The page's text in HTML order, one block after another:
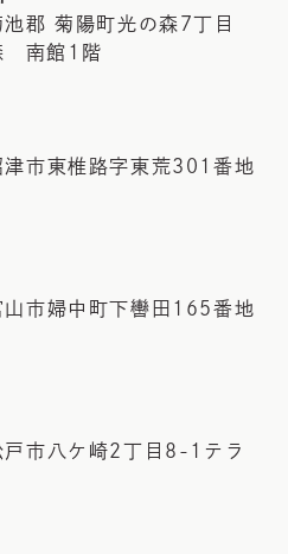
郡 菊陽町光の森7丁目
南館1階
市東椎路字東荒301番地
市婦中町下轡田165番地
市八ケ崎2丁目8-1テラ